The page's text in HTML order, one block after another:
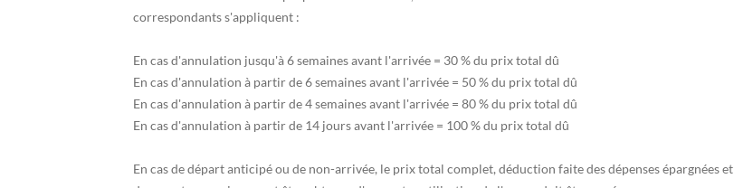
correspondants s'appliquent :
En cas d'annulation jusqu'à 6 semaines avant l'arrivée = 30 % du prix total dû
En cas d'annulation à partir de 6 semaines avant l'arrivée = 50 % du prix total dû
En cas d'annulation à partir de 4 semaines avant l'arrivée = 80 % du prix total dû
En cas d'annulation à partir de 14 jours avant l'arrivée = 100 % du prix total dû
En cas de départ anticipé ou de non-arrivée, le prix total complet, déduction faite des dépenses épargnées et